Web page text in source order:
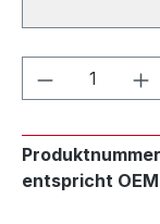
Produkt
entspricht